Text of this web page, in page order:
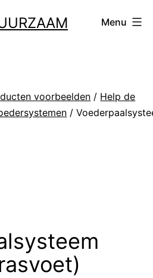
Menu
voorbeelden / Help de
/